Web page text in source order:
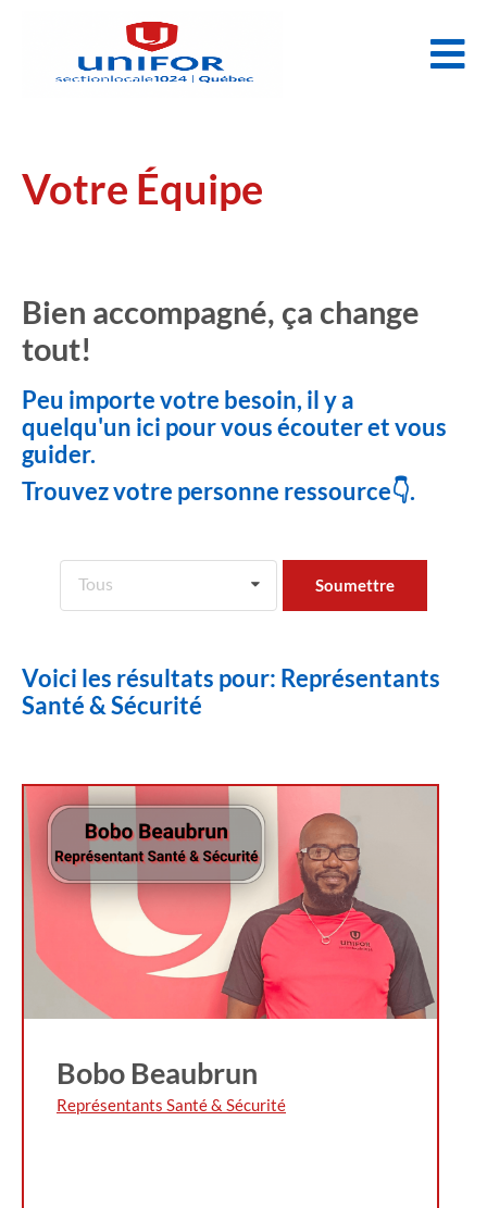
Votre Équipe
Bien accompagné, ça change
tout!
Peu importe votre besoin, il y a
quelqu'un ici pour vous écouter et vous
guider.
Trouvez votre personne ressource👇.
Tous
Voici les résultats pour: Représentants
Santé & Sécurité
Bobo Beaubrun
Représentants Santé & Sécurité